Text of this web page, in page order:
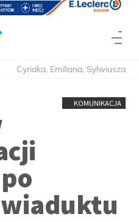
Cyriaka, Emiliana, Sylwiusza
KOMUNIKACJA